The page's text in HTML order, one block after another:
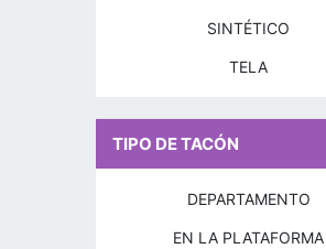
SINTÉTICO
TELA
TIPO DE TACÓN
DEPARTAMENTO
EN LA PLATAFORMA